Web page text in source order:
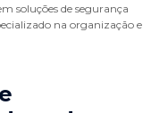
soluções de segurança
na organização e